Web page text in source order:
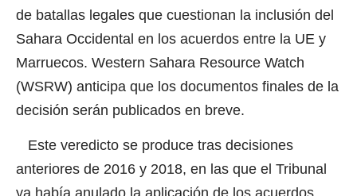
de batallas legales que cuestionan la inclusión del
Sahara Occidental en los acuerdos entre la UE y
Marruecos. Western Sahara Resource Watch
(WSRW) anticipa que los documentos finales de la
decisión serán publicados en breve.
Este veredicto se produce tras decisiones
anteriores de 2016 y 2018, en las que el Tribunal